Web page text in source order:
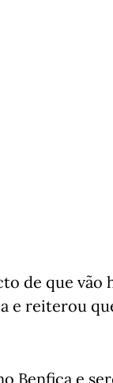
de que vão
e reiterou
Benfica e